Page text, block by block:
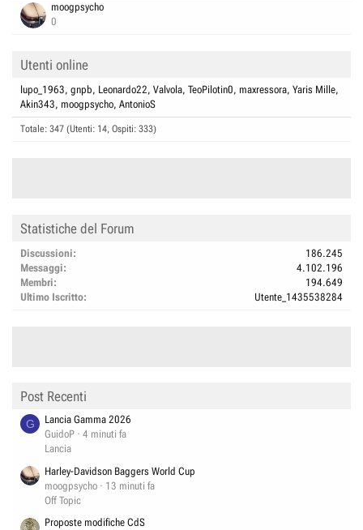
moogpsycho
0
Utenti online
lupo_1963 gnpb Leonardo22 Valvola TeoPilotin0 maxressora Yaris Mille
Akin343 moogpsycho AntonioS
Totale: 347 (Utenti: 14, Ospiti: 333)
Statistiche del Forum
Discussioni
186.245
Messaggi
4.102.196
Membri
194.649
Ultimo Iscritto
Utente_1435538284
Post Recenti
G
Lancia Gamma 2026
GuidoP
4 minuti fa
Lancia
Harley-Davidson Baggers World Cup
moogpsycho
13 minuti fa
Off Topic
Proposte modifiche CdS